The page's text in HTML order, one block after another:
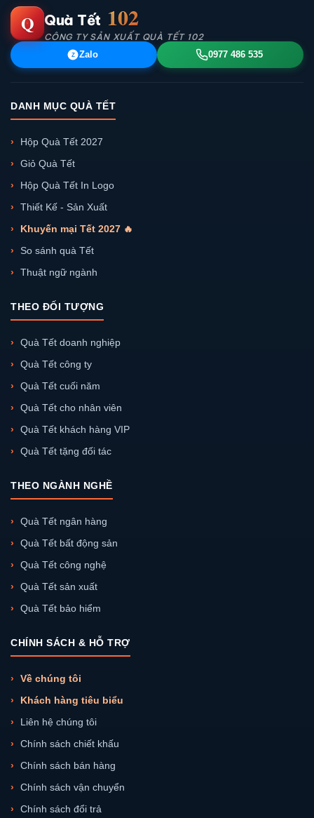
Q Quà Tết 102
CÔNG TY SẢN XUẤT QUÀ TẾT 102
Z Zalo 0977 486 535
DANH MỤC QUÀ TẾT
Hộp Quà Tết 2027
Giỏ Quà Tết
Hộp Quà Tết In Logo
Thiết Kế - Sản Xuất
Khuyến mại Tết 2027 🔥
So sánh quà Tết
Thuật ngữ ngành
THEO ĐỐI TƯỢNG
Quà Tết doanh nghiệp
Quà Tết công ty
Quà Tết cuối năm
Quà Tết cho nhân viên
Quà Tết khách hàng VIP
Quà Tết tặng đối tác
THEO NGÀNH NGHỀ
Quà Tết ngân hàng
Quà Tết bất động sản
Quà Tết công nghệ
Quà Tết sản xuất
Quà Tết bảo hiểm
CHÍNH SÁCH & HỖ TRỢ
Về chúng tôi
Khách hàng tiêu biểu
Liên hệ chúng tôi
Chính sách chiết khấu
Chính sách bán hàng
Chính sách vận chuyển
Chính sách đổi trả